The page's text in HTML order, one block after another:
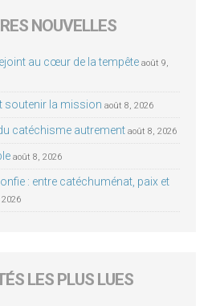
NOUVELLES
au cœur de la tempête août 9,
soutenir la mission août 8, 2026
catéchisme autrement août 8, 2026
août 8, 2026
: entre catéchuménat, paix et
LES PLUS LUES